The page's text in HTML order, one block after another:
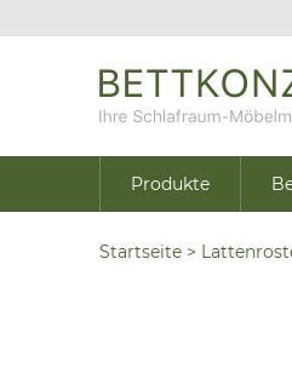
Produkte
Startseite >